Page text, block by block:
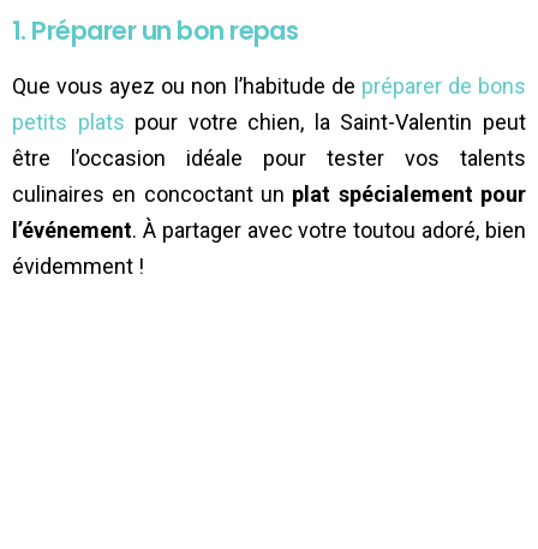
1. Préparer un bon repas
Que vous ayez ou non l’habitude de préparer de bons
petits plats pour votre chien, la Saint-Valentin peut
être l’occasion idéale pour tester vos talents
culinaires en concoctant un plat spécialement pour
l’événement. À partager avec votre toutou adoré, bien
évidemment !